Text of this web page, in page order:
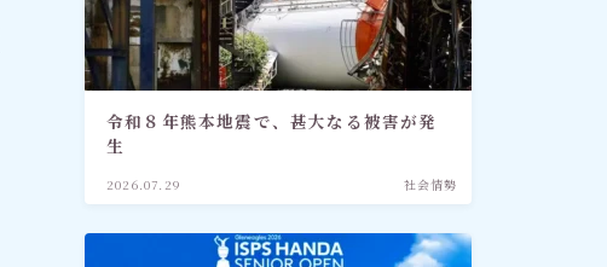
令和８年熊本地震で、甚大なる被害が発
生
2026.07.29 社会情勢